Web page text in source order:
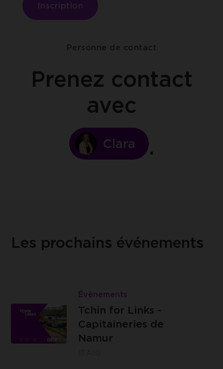
Inscription
Personne de contact
Prenez contact
avec
Clara
Les prochains événements
Évènements
Tchin for Links -
Capitaineries de
Namur
Les
Capitaineries
de Namur -
Boulevard
for